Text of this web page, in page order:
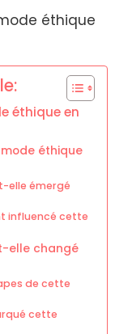
éthique en
éthique
elle émergé
influencé cette
elle changé
de cette
cette